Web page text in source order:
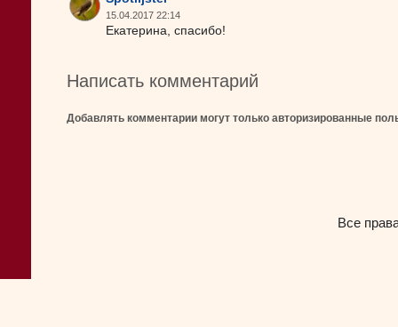
15.04.2017 22:14
Екатерина, спасибо!
Написать комментарий
Добавлять комментарии могут только авторизированные
Все